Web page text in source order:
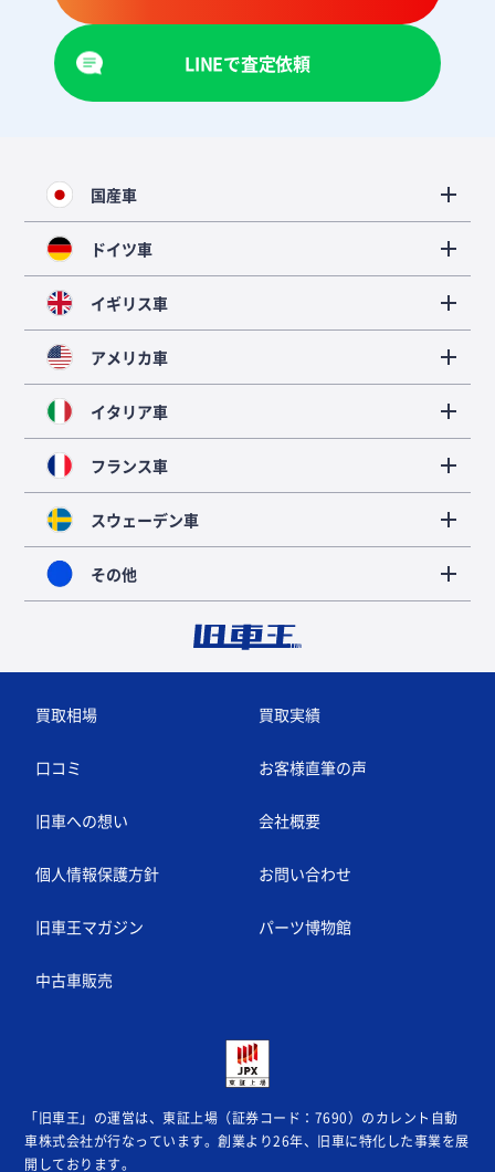
LINEで査定依頼
国産車
ドイツ車
イギリス車
アメリカ車
イタリア車
フランス車
スウェーデン車
その他
買取相場 買取実績
口コミ お客様直筆の声
旧車への想い 会社概要
個人情報保護方針 お問い合わせ
旧車王マガジン パーツ博物館
中古車販売
「旧車王」の運営は、東証上場（証券コード：7690）のカレント自動
車株式会社が行なっています。創業より26年、旧車に特化した事業を展
開しております。